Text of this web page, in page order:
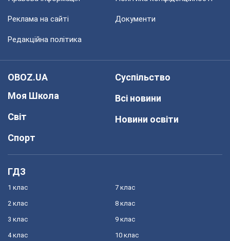
Реклама на сайті Документи
Редакційна політика
OBOZ.UA
Моя Школа
Світ
Спорт
Суспільство
Всі новини
Новини освіти
ГДЗ
1 клас
2 клас
3 клас
4 клас
7 клас
8 клас
9 клас
10 клас